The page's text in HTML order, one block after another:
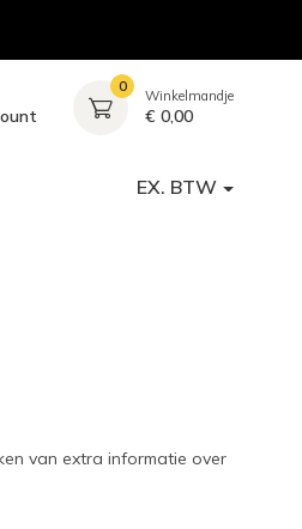
0
Winkelmandje
€ 0,00
EX. BTW
van extra informatie over